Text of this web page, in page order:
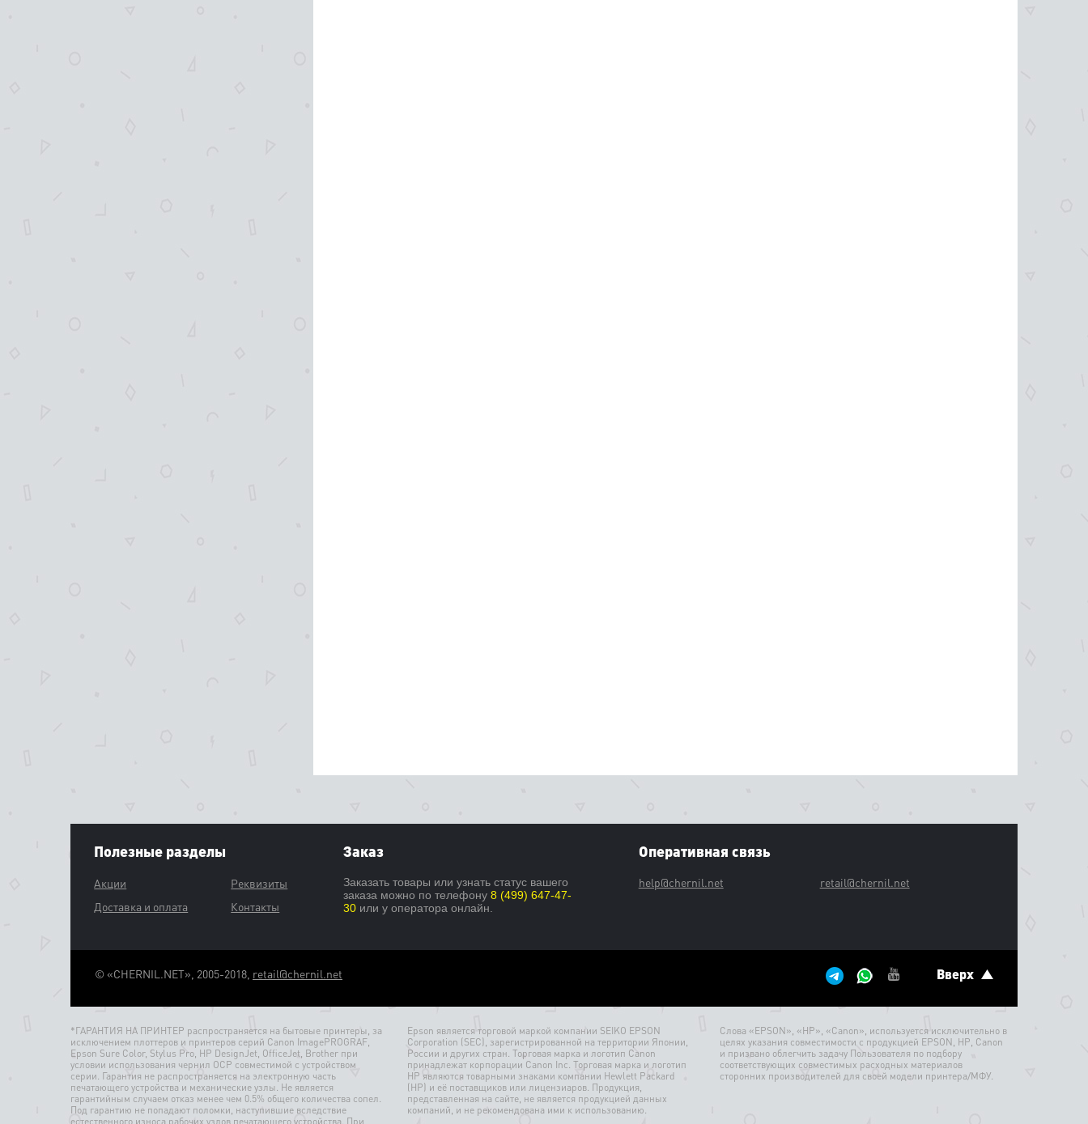
Полезные разделы
Акции
Доставка и оплата
Реквизиты
Контакты
Заказ
Заказать товары или узнать статус вашего
заказа можно по телефону 8 (499) 647-47-
30или у оператора онлайн.
Оперативная связь
help@chernil.net retail@chernil.net
© «CHERNIL.NET», 2005-2018, retail@chernil.net Вверх
*ГАРАНТИЯ НА ПРИНТЕР распространяется на бытовые принтеры, за
исключением плоттеров и принтеров серий Canon ImagePROGRAF,
Epson Sure Color, Stylus Pro, HP DesignJet, OfficeJet, Brother при
условии использования чернил OCP совместимой с устройством
серии. Гарантия не распространяется на электронную часть
печатающего устройства и механические узлы. Не является
гарантийным случаем отказ менее чем 0.5% общего количества сопел.
Под гарантию не попадают поломки, наступившие вследствие
естественного износа рабочих узлов печатающего устройства. При
Epson является торговой маркой компании SEIKO EPSON
Corporation (SEC), зарегистрированной на территории Японии,
России и других стран. Торговая марка и логотип Canon
принадлежат корпорации Canon Inc. Торговая марка и логотип
HP являются товарными знаками компании Hewlett Packard
(HP) и её поставщиков или лицензиаров. Продукция,
представленная на сайте, не является продукцией данных
компаний, и не рекомендована ими к использованию.
Слова «EPSON», «HP», «Canon», используется исключительно в
целях указания совместимости с продукцией EPSON, HP, Canon
и призвано облегчить задачу Пользователя по подбору
соответствующих совместимых расходных материалов
сторонних производителей для своей модели принтера/МФУ.